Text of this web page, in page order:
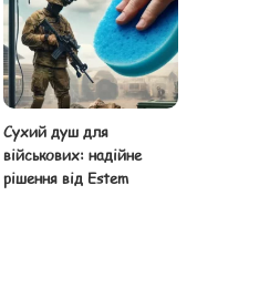
Сухий душ для
військових: надійне
рішення від Estem